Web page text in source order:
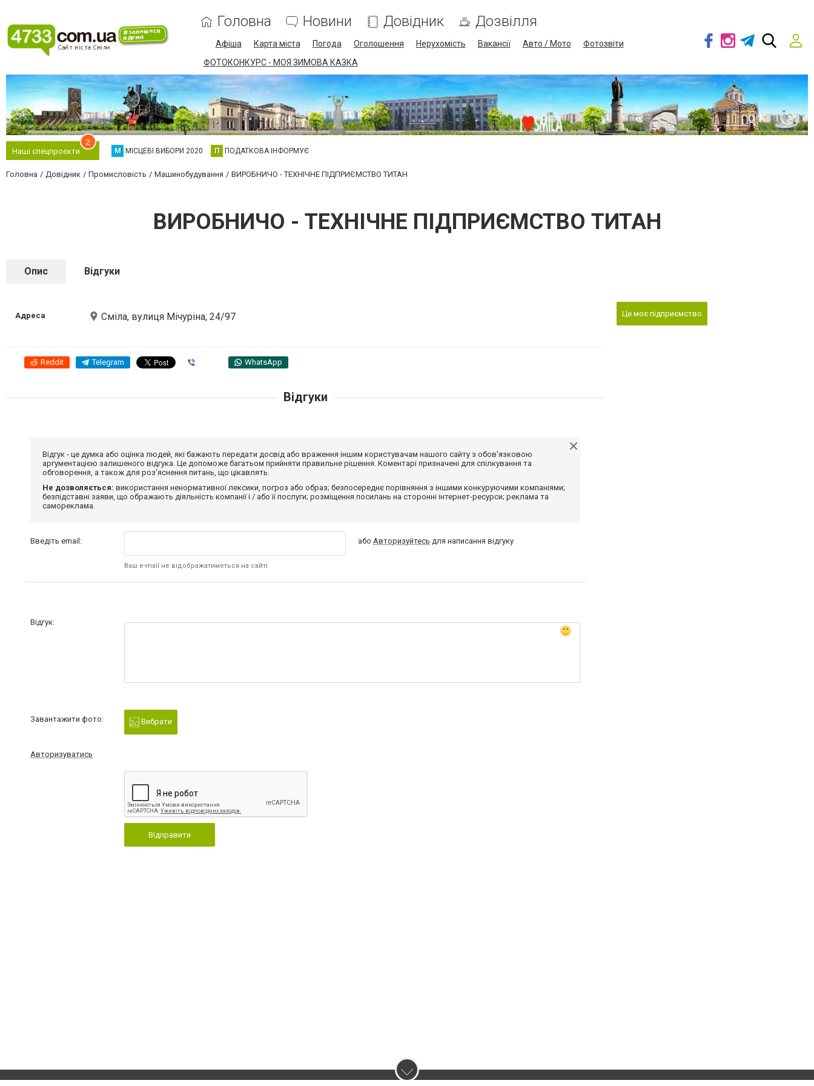
Головна Новини Довідник Дозвілля
Афіша Карта міста Погода Оголошення Нерухомість Вакансії Авто / Мото
Фотозвіти
ФОТОКОНКУРС - МОЯ ЗИМОВА КАЗКА
Наші спецпроєкти
2
М МІСЦЕВІ ВИБОРИ 2020 П ПОДАТКОВА ІНФОРМУЄ
Головна Довідник Промисловість Машинобудування ВИРОБНИЧО - ТЕХНІЧНЕ ПІДПРИЄМСТВО ТИТАН
ВИРОБНИЧО - ТЕХНІЧНЕ ПІДПРИЄМСТВО ТИТАН
Опис Відгуки
Адреса Сміла, вулиця Мічуріна, 24/97
Reddit Telegram WhatsApp
Це моє підприємство
Відгуки
Відгук - це думка або оцінка людей, які бажають передати досвід або враження іншим користувачам нашого сайту з обов'язковою
аргументацією залишеного відгука. Це допоможе багатьом прийняти правильне рішення. Коментарі призначені для спілкування та
обговорення, а також для роз'яснення питань, що цікавлять.
Не дозволяється: використання ненормативної лексики, погроз або образ; безпосереднє порівняння з іншими конкуруючими компаніями;
безпідставні заяви, що ображають діяльність компанії і / або її послуги; розміщення посилань на сторонні інтернет-ресурси; реклама та
самореклама.
Введіть email:
Ваш e-mail не відображатиметься на сайті
абоАвторизуйтесь для написання відгуку
Відгук:
Завантажити фото: Вибрати
Авторизуватись
Відправити